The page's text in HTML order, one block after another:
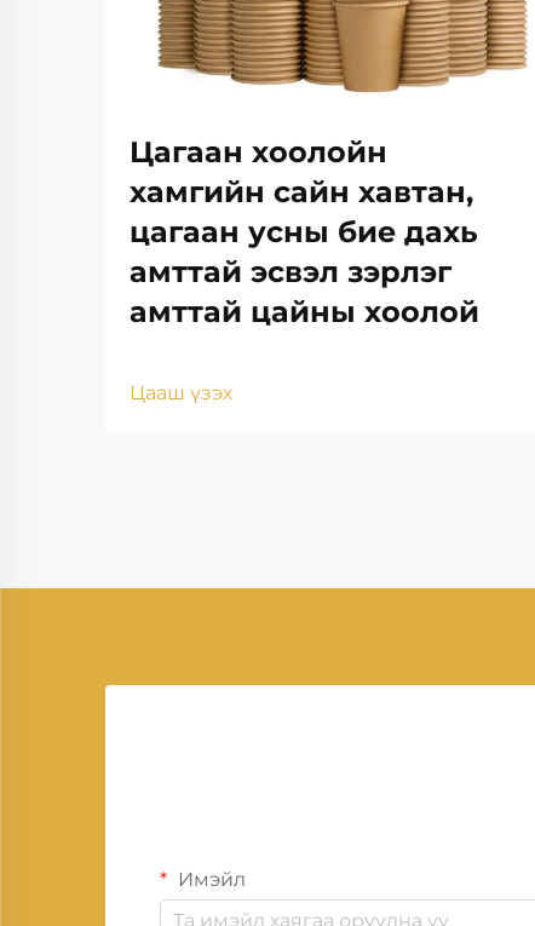
Цагаан хоолойн
хамгийн сайн хавтан,
цагаан усны бие дахь
амттай эсвэл зэрлэг
амттай цайны хоолой
Цааш үзэх
Имэйл